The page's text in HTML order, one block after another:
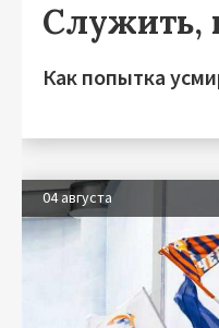
Служить,
Как попытка
04 августа